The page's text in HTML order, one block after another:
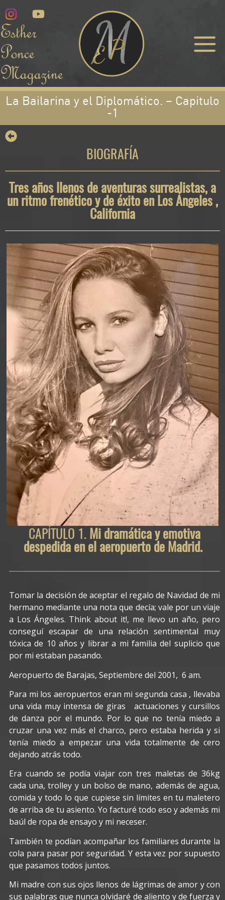
Esther
Ponce
Magazine
La Bailarina y el Diplomático. – Capitulo
-1
BIOGRAFÍA
Tres años llenos de aventuras surrealistas, a
un ritmo frenético y de éxito en Los Ángeles ,
California
CAPÍTULO 1. Mi dramática y emotiva
despedida en el aeropuerto de Madrid.
Tomar la decisión de aceptar el regalo de Navidad de mi
hermano mediante una nota que decía; vale por un viaje
a Los Ángeles. Think about it!, me llevo un año, pero
conseguí escapar de una relación sentimental muy
tóxica de 10 años y librar a mi familia del suplicio que
por mi estaban pasando.
Aeropuerto de Barajas, Septiembre del 2001, 6 am.
Para mi los aeropuertos eran mi segunda casa , llevaba
una vida muy intensa de giras actuaciones y cursillos
de danza por el mundo. Por lo que no tenía miedo a
cruzar una vez más el charco, pero estaba herida y si
tenía miedo a empezar una vida totalmente de cero
dejando atrás todo.
Era cuando se podía viajar con tres maletas de 36kg
cada una, trolley y un bolso de mano, además de agua,
comida y todo lo que cupiese sin límites en tu maletero
de arriba de tu asiento. Yo facturé todo eso y además mi
baúl de ropa de ensayo y mi neceser.
También te podían acompañar los familiares durante la
cola para pasar por seguridad. Y esta vez por supuesto
que pasamos todos juntos.
Mi madre con sus ojos llenos de lágrimas de amor y con
sus palabras que nunca olvidaré de aliento y de fuerza y